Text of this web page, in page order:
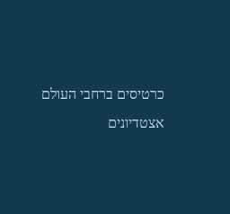
כרטיסים ברחבי העולם
אצטדיונים